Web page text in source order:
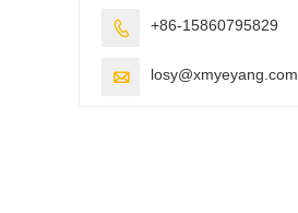
 +86-15860795829
 losy@xmyeyang.com